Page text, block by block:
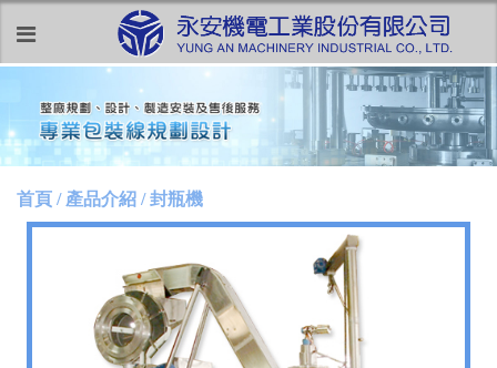
首頁 / 產品介紹 / 封瓶機